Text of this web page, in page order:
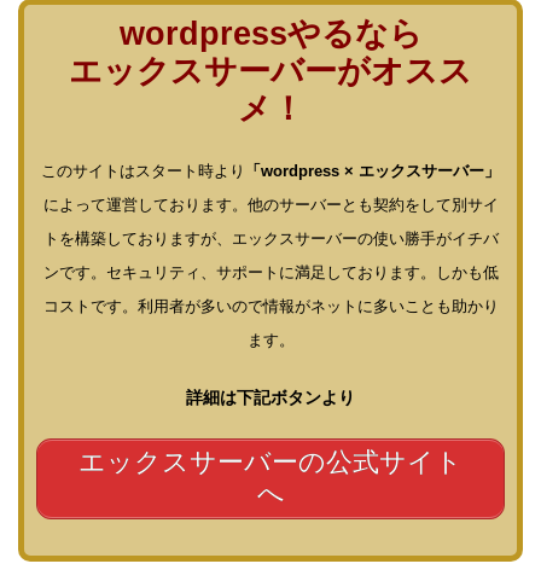
wordpressやるなら
エックスサーバーがオスス
メ！
このサイトはスタート時より
「wordpress × エックスサーバー」
によって運営しております。他のサーバーとも契約をして別サイ
トを構築しておりますが、エックスサーバーの使い勝手がイチバ
ンです。セキュリティ、サポートに満足しております。しかも低
コストです。利用者が多いので情報がネットに多いことも助かり
ます。
詳細は下記ボタンより
エックスサーバーの公式サイト
へ